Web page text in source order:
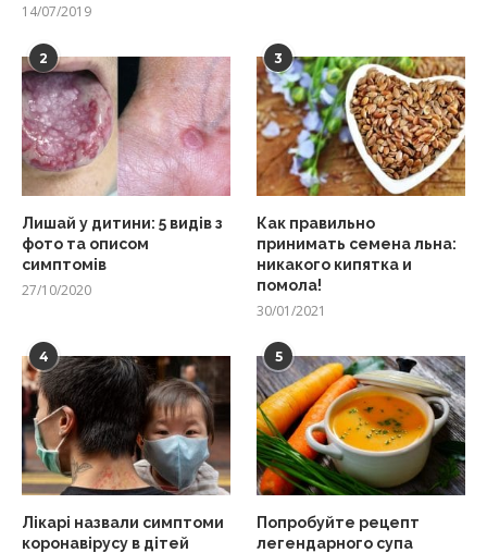
14/07/2019
2
Лишай у дитини: 5 видів з
фото та описом
симптомів
27/10/2020
3
Как правильно
принимать семена льна:
никакого кипятка и
помола!
30/01/2021
4
Лікарі назвали симптоми
коронавірусу в дітей
5
Попробуйте рецепт
легендарного супа